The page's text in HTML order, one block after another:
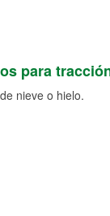
para
nieve o hielo.